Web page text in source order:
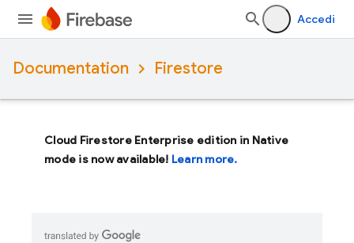
Accedi
Documentation Firestore
Cloud Firestore Enterprise edition in Native
mode is now available! Learn more.